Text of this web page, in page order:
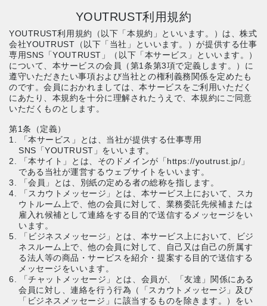
YOUTRUST利用規約
YOUTRUST利用規約（以下「本規約」といいます。）は、株式
会社YOUTRUST（以下「当社」といいます。）が提供する仕事
専用SNS「YOUTRUST」（以下「本サービス」といいます。）
について、本サービスの会員（第1条第3項で定義します。）に
遵守いただきたい事項および当社との権利義務関係を定めたも
のです。会員におかれましては、本サービスをご利用いただく
にあたり、本規約を十分に理解されたうえで、本規約にご同意
いただくものとします。
第1条（定義）
1. 「本サービス」とは、当社が提供する仕事専用
SNS「YOUTRUST」をいいます。
2. 「本サイト」とは、そのドメインが「https://youtrust.jp/」
である当社が運営するウェブサイトをいいます。
3. 「会員」とは、別紙の定める者の総称を指します。
4. 「スカウトメッセージ」とは、本サービス上において、スカ
ウトルーム上で、他の会員に対して、業務委託先候補または
雇入れ候補として連絡をする目的で送信するメッセージをい
います。
5. 「ビジネスメッセージ」とは、本サービス上において、ビジ
ネスルーム上で、他の会員に対して、自己又は自己の所属す
る法人等の商品・サービスを紹介・提案する目的で送信する
メッセージをいいます。
6. 「チャットメッセージ」とは、会員が、「友達」関係にある
会員に対し、連絡を行う行為（「スカウトメッセージ」及び
「ビジネスメッセージ」に該当するものを除きます。）をい